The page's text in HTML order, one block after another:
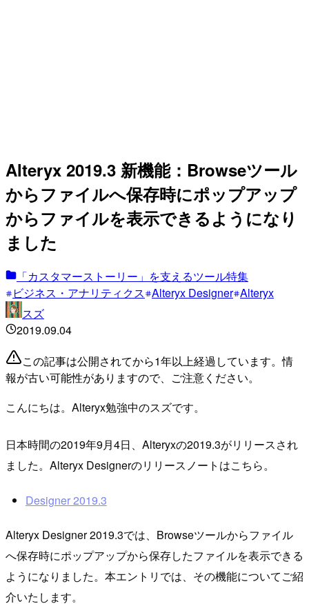
Alteryx 2019.3 新機能：Browseツール
からファイルへ保存時にポップアップ
からファイルを表示できるようになり
ました
「カスタマーストーリー」を支えるツール特集
ビジネス・アナリティクス Alteryx Designer Alteryx
スズ
2019.09.04
この記事は公開されてから1年以上経過しています。情
報が古い可能性がありますので、ご注意ください。
こんにちは。Alteryx勉強中のスズです。
日本時間の2019年9月4日、Alteryxの2019.3がリリースされ
ました。Alteryx Designerのリリースノートはこちら。
Designer 2019.3
Alteryx Designer 2019.3では、Browseツールからファイル
へ保存時にポップアップから保存したファイルを表示できる
ようになりました。本エントリでは、その機能についてご紹
介いたします。